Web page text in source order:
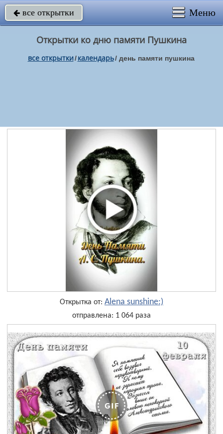
 все открытки Меню
Открытки ко дню памяти Пушкина
все открытки/ календарь/ день памяти пушкина
Открытка от: Alena sunshine:)
отправлена: 1 064 раза